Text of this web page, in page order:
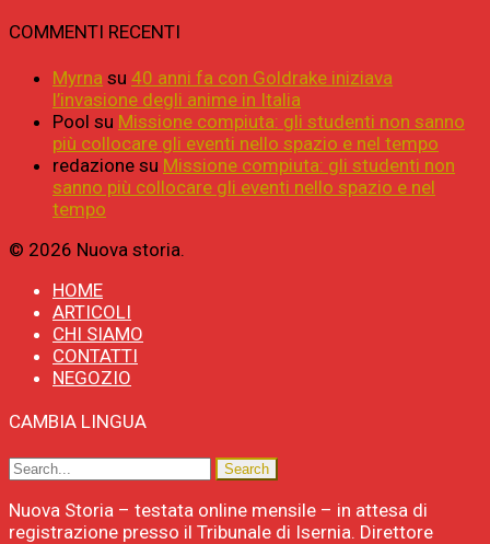
COMMENTI RECENTI
Myrna su 40 anni fa con Goldrake iniziava
l’invasione degli anime in Italia
Pool su Missione compiuta: gli studenti non sanno
più collocare gli eventi nello spazio e nel tempo
redazione su Missione compiuta: gli studenti non
sanno più collocare gli eventi nello spazio e nel
tempo
© 2026 Nuova storia.
HOME
ARTICOLI
CHI SIAMO
CONTATTI
NEGOZIO
CAMBIA LINGUA
Nuova Storia – testata online mensile – in attesa di
registrazione presso il Tribunale di Isernia. Direttore